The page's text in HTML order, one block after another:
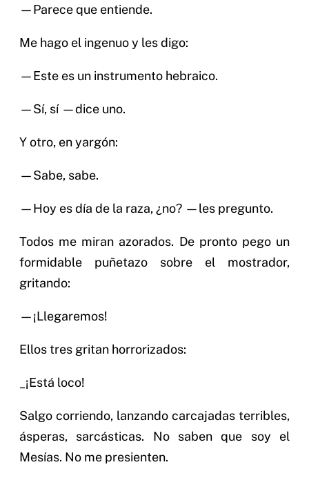
—Parece que entiende.
Me hago el ingenuo y les digo:
—Este es un instrumento hebraico.
—Sí, sí —dice uno.
Y otro, en yargón:
—Sabe, sabe.
—Hoy es día de la raza, ¿no? —les pregunto.
Todos me miran azorados. De pronto pego un
formidable puñetazo sobre el mostrador,
gritando:
—¡Llegaremos!
Ellos tres gritan horrorizados:
_¡Está loco!
Salgo corriendo, lanzando carcajadas terribles,
ásperas, sarcásticas. No saben que soy el
Mesías. No me presienten.